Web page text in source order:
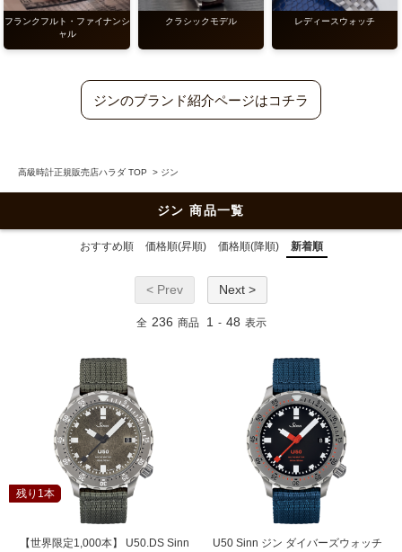
フランクフルト・ファイナンシ
ャル
クラシックモデル レディースウォッチ
ジンのブランド紹介ページはコチラ
高級時計正規販売店ハラダ TOP > ジン
ジン 商品一覧
おすすめ順 価格順(昇順) 価格順(降順) 新着順
< Prev Next >
全 236 商品 1 - 48 表示
残り1本
【世界限定1,000本】 U50.DS Sinn
U50 Sinn ジン ダイバーズウォッチ